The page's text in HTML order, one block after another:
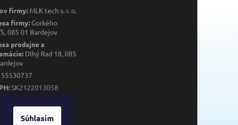
Súhlasím
firmy: MLK tech s. r. o.
firmy: Gorkého
085 01 Bardejov
predajne a
Dlhý Rad 18, 085
55530737
SK2122013058